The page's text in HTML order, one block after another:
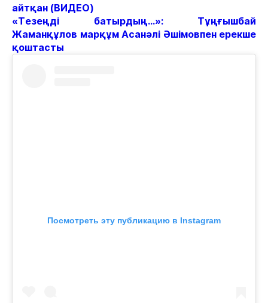
айтқан (ВИДЕО)
«Тезеңді батырдың...»: Тұңғышбай
Жаманқұлов марқұм Асанәлі Әшімовпен ерекше
қоштасты
Посмотреть эту публикацию в Instagram